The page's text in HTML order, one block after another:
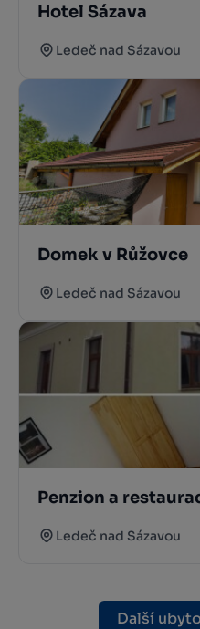
Hotel Sázava
Ledeč nad Sázavou
Domek v Růžovce
Ledeč nad Sázavou
Penzion a
Ledeč nad Sázavou
Další